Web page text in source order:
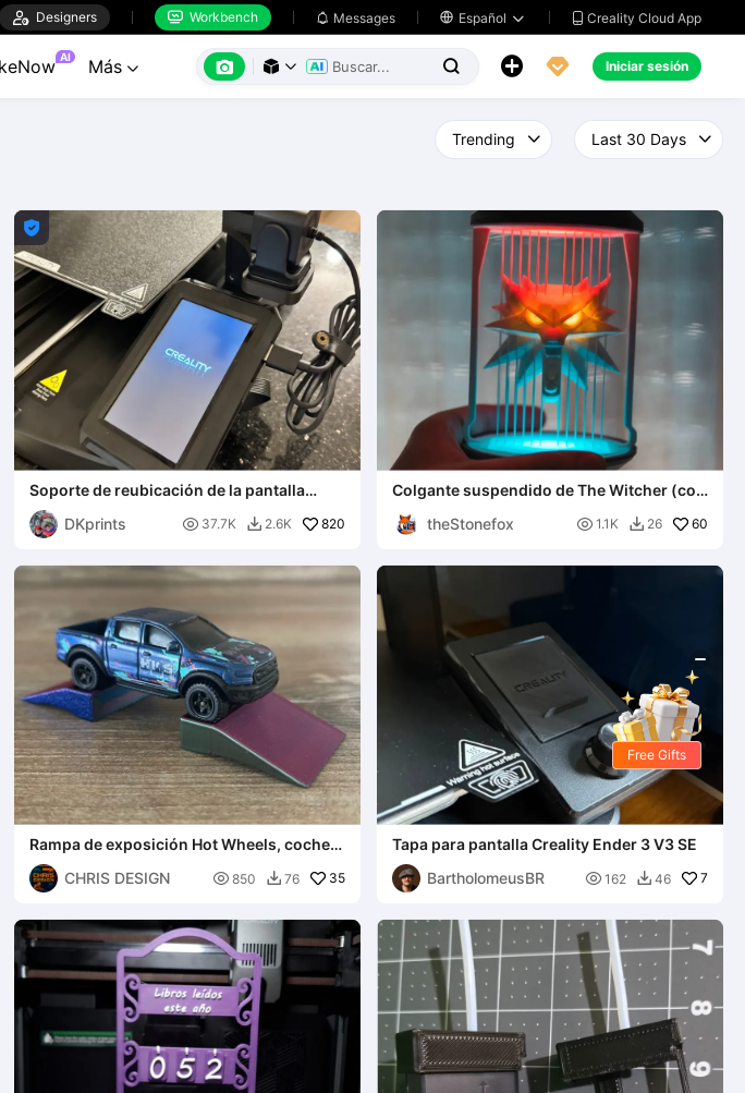
 Designers  Workbench  Messages  Español   Creality Cloud App
AI Más        Iniciar sesión

Soporte de reubicación de la pantalla
Ender 3 V3 KE
DKprints
 37.7K  2.6K 820
Colgante suspendido de The Witcher (con
theStonefox
 1.1K  26 60
Rampa de exposición Hot Wheels, coches
1:64, pequeña
CHRIS DESIGN
 850  76 35
Tapa para pantalla Creality Ender 3 V3 SE
BartholomeusBR
 162  46 7
Free Gifts